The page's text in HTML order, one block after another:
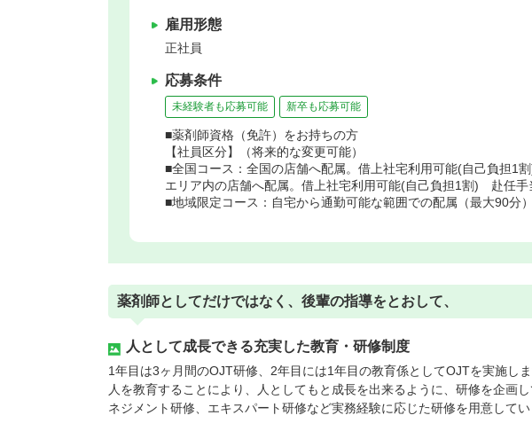
雇用形態
正社員
応募条件
未経験者も応募可能 新卒も応募可能
■薬剤師資格（免許）をお持ちの方
【社員区分】（将来的な変更可能）
■全国コース：全国の店舗へ配属。借上社宅利用可能(自己負担1
エリア内の店舗へ配属。借上社宅利用可能(自己負担1割) 赴任手
■地域限定コース：自宅から通勤可能な範囲での配属（最大90分）
薬剤師としてだけではなく、後輩の指導をとおして、
人として成長できる充実した教育・研修制度
1年目は3ヶ月間のOJT研修、2年目には1年目の教育係としてOJTを実施し
人を教育することにより、人としてもと成長を出来るように、研修を企画
ネジメント研修、エキスパート研修など実務経験に応じた研修を用意してい